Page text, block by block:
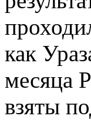
как
месяца
взяты